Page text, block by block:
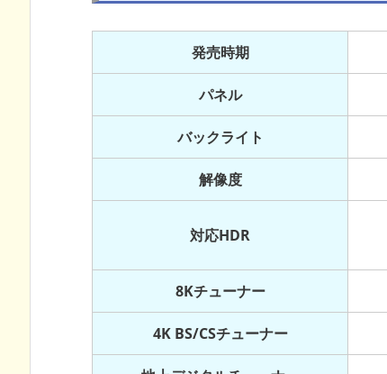
発売時期
パネル
バックライト
解像度
対応HDR
8Kチューナー
4K BS/CSチューナー